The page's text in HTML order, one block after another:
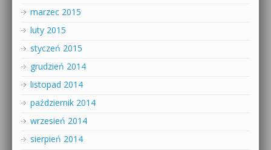
marzec 2015
luty 2015
styczeń 2015
grudzień 2014
listopad 2014
październik 2014
wrzesień 2014
sierpień 2014